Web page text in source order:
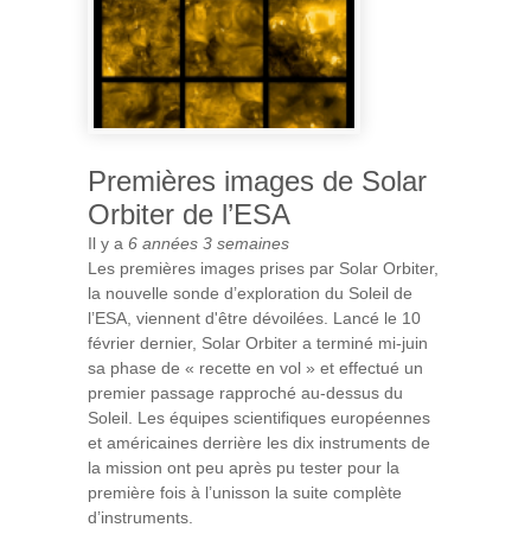
Premières images de Solar
Orbiter de l’ESA
Il y a 6 années 3 semaines
Les premières images prises par Solar Orbiter,
la nouvelle sonde d’exploration du Soleil de
l’ESA, viennent d'être dévoilées. Lancé le 10
février dernier, Solar Orbiter a terminé mi-juin
sa phase de « recette en vol » et effectué un
premier passage rapproché au-dessus du
Soleil. Les équipes scientifiques européennes
et américaines derrière les dix instruments de
la mission ont peu après pu tester pour la
première fois à l’unisson la suite complète
d’instruments.